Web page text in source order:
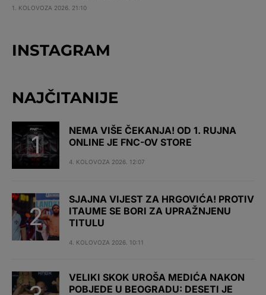
1. KOLOVOZA 2026. 21:10
INSTAGRAM
NAJČITANIJE
NEMA VIŠE ČEKANJA! OD 1. RUJNA
ONLINE JE FNC-OV STORE
4. KOLOVOZA 2026. 12:07
SJAJNA VIJEST ZA HRGOVIĆA! PROTIV
ITAUME SE BORI ZA UPRAŽNJENU
TITULU
4. KOLOVOZA 2026. 10:11
VELIKI SKOK UROŠA MEDIĆA NAKON
POBJEDE U BEOGRADU: DESETI JE